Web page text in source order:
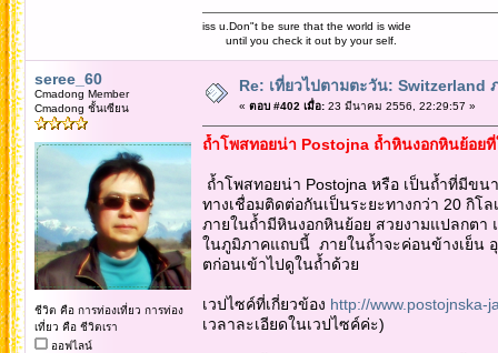
iss u.Don"t be sure that the world is wide
until you check it out by your self.
seree_60
Cmadong Member
Cmadong ชั้นเซียน
ชีวิต คือ การท่องเที่ยว การท่อง
เที่ยว คือ ชีวิตเรา
ออฟไลน์
Re: เที่ยวไปตามตะวัน: Switzerland
« ตอบ #402 เมื่อ:23 มีนาคม 2556, 22:29:57 »
ถ้ำโพสทอยน่า Postojna ถ้ำหินงอกหินย้อย
ถ้ำโพสทอยน่า Postojna หรือ เป็นถ้ำที่มีข
ทางเชื่อมติดต่อกันเป็นระยะทางกว่า 20 กิโ
ภายในถ้ำมีหินงอกหินย้อย สวยงามแปลกตา
ในภูมิภาคแถบนี้ ภายในถ้ำจะค่อนข้างเย็น
ตก่อนเข้าไปดูในถ้ำด้วย
เวปไซค์ที่เกี่ยวข้อง http://www.postojnska-
เวลาละเอียดในเวปไซค์ค่ะ)